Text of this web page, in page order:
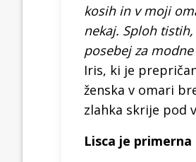
kosih in v moji
nekaj. Sploh
posebej za
Iris, ki je
ženska v omari
zlahka skrije pod
Lisca je